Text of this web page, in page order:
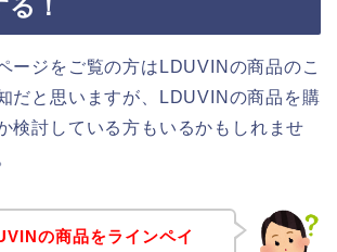
！
ージをご覧の方はLDUVINの商品のこ
だと思いますが、LDUVINの商品を購
検討している方もいるかもしれませ
の商品をラインペイ